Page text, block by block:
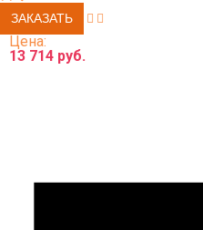
Цена:
13 714 руб.